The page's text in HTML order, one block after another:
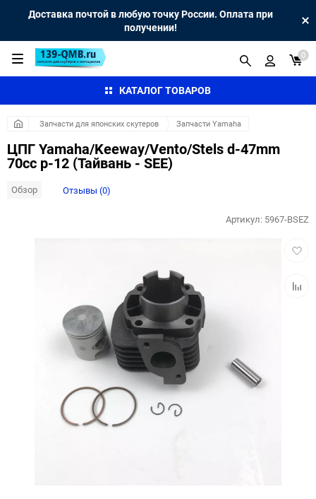
Доставка почтой в любую точку России. Оплата при
получении!
КАТАЛОГ ТОВАРОВ
0
Запчасти для японских скутеров Запчасти Yamaha
ЦПГ Yamaha/Keeway/Vento/Stels d-47mm
70сс p-12 (Тайвань - SEE)
Обзор Отзывы (0)
Артикул: 5967-BSEZ